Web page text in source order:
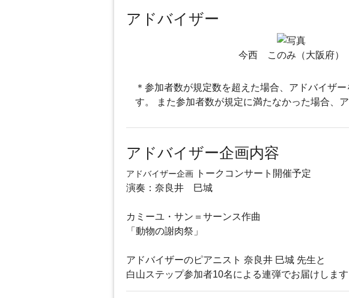
アドバイザー
今西 このみ（大阪府）
＊参加者数が規定数を超えた場合、アドバイザ
す。 また参加者数が規定に満たなかった場合、
アドバイザー企画内容
アドバイザー企画 トークコンサート開催予定
演奏：奈良井 巳城
カミーユ・サン＝サーンス作曲
「動物の謝肉祭」
アドバイザーのピアニスト 奈良井 巳城 先生と
白山ステップ参加者10名による連弾でお届けしま